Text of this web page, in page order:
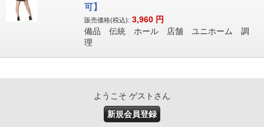
可】
販売価格(税込): 3,960 円
備品 伝統 ホール 店舗 ユニホーム 調
理
ようこそ ゲストさん
新規会員登録